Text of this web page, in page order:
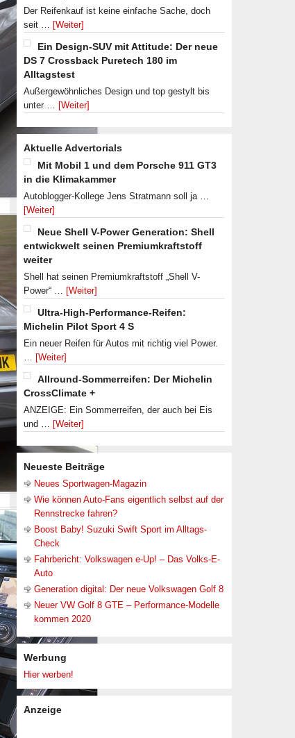
Der Reifenkauf ist keine einfache Sache, doch
seit … [Weiter]
Ein Design-SUV mit Attitude: Der neue
DS 7 Crossback Puretech 180 im
Alltagstest
Außergewöhnliches Design und top gestylt bis
unter … [Weiter]
Aktuelle Advertorials
Mit Mobil 1 und dem Porsche 911 GT3
in die Klimakammer
Autoblogger-Kollege Jens Stratmann soll ja …
[Weiter]
Neue Shell V-Power Generation: Shell
entwickwelt seinen Premiumkraftstoff
weiter
Shell hat seinen Premiumkraftstoff „Shell V-
Power“ … [Weiter]
Ultra-High-Performance-Reifen:
Michelin Pilot Sport 4 S
Ein neuer Reifen für Autos mit richtig viel Power.
… [Weiter]
Allround-Sommerreifen: Der Michelin
CrossClimate +
ANZEIGE: Ein Sommerreifen, der auch bei Eis
und … [Weiter]
Neueste Beiträge
Neues Sportwagen-Magazin
Wie können Auto-Fans eigentlich selbst auf der
Rennstrecke fahren?
Boost Baby! Suzuki Swift Sport im Alltags-
Check
Fahrbericht: Volkswagen e-Up! – Das Volks-E-
Auto
Generation digital: Der neue Volkswagen Golf 8
Neuer VW Golf 8 GTE – Performance-Modelle
kommen 2020
Werbung
Hier werben!
Anzeige